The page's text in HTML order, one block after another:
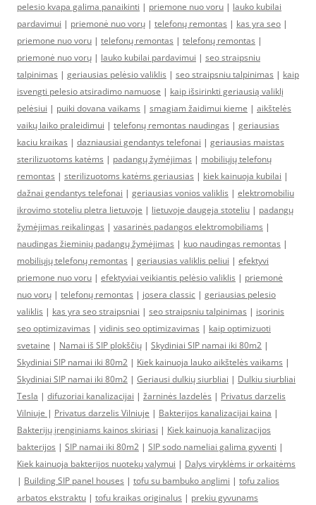
pelesio kvapa galima panaikinti | priemone nuo voru | lauko kubilai
pardavimui | priemonė nuo vorų | telefonų remontas | kas yra seo |
priemone nuo voru | telefonų remontas | telefonų remontas |
priemonė nuo vorų | lauko kubilai pardavimui | seo straipsniu
talpinimas | geriausias pelėsio valiklis | seo straipsniu talpinimas | kaip
isvengti pelesio atsiradimo namuose | kaip išsirinkti geriausią valiklį
pelėsiui | puiki dovana vaikams | smagiam žaidimui kieme | aikštelės
vaikų laiko praleidimui | telefonų remontas naudingas | geriausias
kaciu kraikas | dazniausiai gendantys telefonai | geriausias maistas
sterilizuotoms katėms | padangų žymėjimas | mobiliųjų telefonų
remontas | sterilizuotoms katėms geriausias | kiek kainuoja kubilai |
dažnai gendantys telefonai | geriausias vonios valiklis | elektromobiliu
ikrovimo stoteliu pletra lietuvoje | lietuvoje daugeja stoteliu | padangų
žymėjimas reikalingas | vasarinės padangos elektromobiliams |
naudingas žieminių padangų žymėjimas | kuo naudingas remontas |
mobiliųjų telefonų remontas | geriausias valiklis peliui | efektyvi
priemone nuo voru | efektyviai veikiantis pelėsio valiklis | priemonė
nuo vorų | telefonų remontas | josera classic | geriausias pelesio
valiklis | kas yra seo straipsniai | seo straipsniu talpinimas | isorinis
seo optimizavimas | vidinis seo optimizavimas | kaip optimizuoti
svetaine | Namai iš SIP plokščių | Skydiniai SIP namai iki 80m2 |
Skydiniai SIP namai iki 80m2 | Kiek kainuoja lauko aikštelės vaikams |
Skydiniai SIP namai iki 80m2 | Geriausi dulkių siurbliai | Dulkiu siurbliai
Tesla | difuzoriai kanalizacijai | žarninės lazdelės | Privatus darzelis
Vilniuje | Privatus darzelis Vilniuje | Bakterijos kanalizacijai kaina |
Bakterijų įrenginiams kainos skiriasi | Kiek kainuoja kanalizacijos
bakterijos | SIP namai iki 80m2 | SIP sodo nameliai galima gyventi |
Kiek kainuoja bakterijos nuotekų valymui | Dalys viryklėms ir orkaitėms
| Building SIP panel houses | tofu su bambuko anglimi | tofu zalios
arbatos ekstraktu | tofu kraikas originalus | prekiu gyvunams